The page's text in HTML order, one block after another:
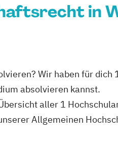
in
Wir haben für dich
absolvieren kannst.
aller 1
Allgemeinen